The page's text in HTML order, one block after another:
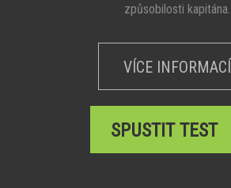
způsobilosti kapitána.
VÍCE INFORMACÍ
SPUSTIT TEST